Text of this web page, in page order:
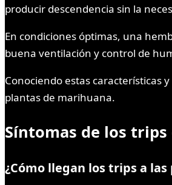
producir descendencia sin la
En condiciones óptimas, una
buena ventilación y control de
Conociendo estas características
plantas de marihuana.
Síntomas de los
¿Cómo llegan los trips a